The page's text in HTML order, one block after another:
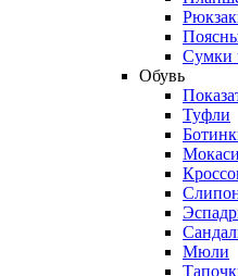
Сумки
Обувь
Туфли
Мюли